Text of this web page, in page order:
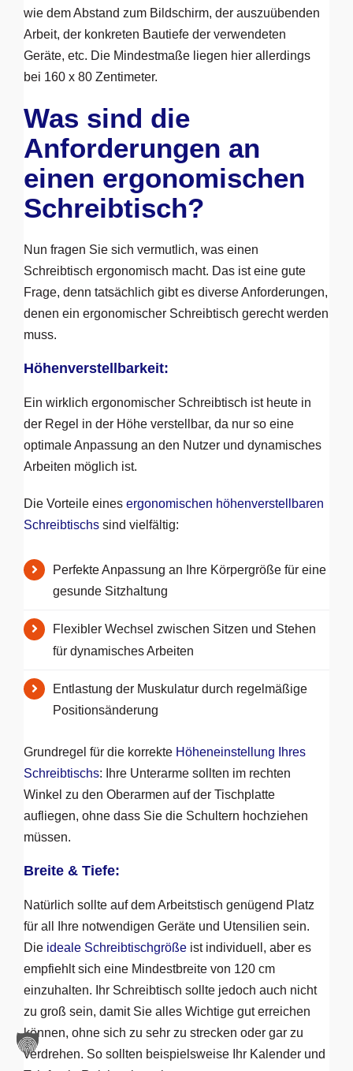
wie dem Abstand zum Bildschirm, der auszuübenden
Arbeit, der konkreten Bautiefe der verwendeten
Geräte, etc. Die Mindestmaße liegen hier allerdings
bei 160 x 80 Zentimeter.
Was sind die
Anforderungen an
einen ergonomischen
Schreibtisch?
Nun fragen Sie sich vermutlich, was einen
Schreibtisch ergonomisch macht. Das ist eine gute
Frage, denn tatsächlich gibt es diverse Anforderungen,
denen ein ergonomischer Schreibtisch gerecht werden
muss.
Höhenverstellbarkeit:
Ein wirklich ergonomischer Schreibtisch ist heute in
der Regel in der Höhe verstellbar, da nur so eine
optimale Anpassung an den Nutzer und dynamisches
Arbeiten möglich ist.
Die Vorteile eines ergonomischen höhenverstellbaren
Schreibtischssind vielfältig:
Perfekte Anpassung an Ihre Körpergröße für eine
gesunde Sitzhaltung
Flexibler Wechsel zwischen Sitzen und Stehen
für dynamisches Arbeiten
Entlastung der Muskulatur durch regelmäßige
Positionsänderung
Grundregel für die korrekte Höheneinstellung Ihres
Schreibtischs: Ihre Unterarme sollten im rechten
Winkel zu den Oberarmen auf der Tischplatte
aufliegen, ohne dass Sie die Schultern hochziehen
müssen.
Breite & Tiefe:
Natürlich sollte auf dem Arbeitstisch genügend Platz
für all Ihre notwendigen Geräte und Utensilien sein.
Die ideale Schreibtischgrößeist individuell, aber es
empfiehlt sich eine Mindestbreite von 120 cm
einzuhalten. Ihr Schreibtisch sollte jedoch auch nicht
zu groß sein, damit Sie alles Wichtige gut erreichen
können, ohne sich zu sehr zu strecken oder gar zu
verdrehen. So sollten beispielsweise Ihr Kalender und